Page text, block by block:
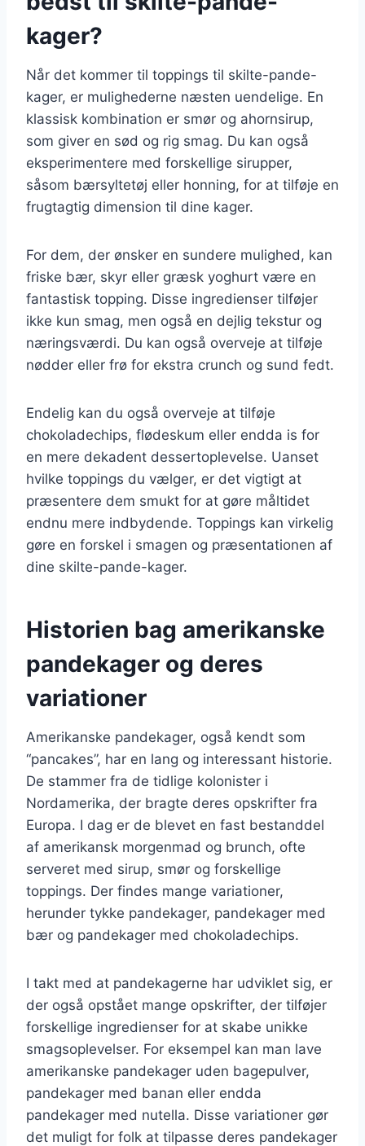
kager?
Når det kommer til toppings til skilte-pande-
kager, er mulighederne næsten uendelige. En
klassisk kombination er smør og ahornsirup,
som giver en sød og rig smag. Du kan også
eksperimentere med forskellige sirupper,
såsom bærsyltetøj eller honning, for at tilføje en
frugtagtig dimension til dine kager.
For dem, der ønsker en sundere mulighed, kan
friske bær, skyr eller græsk yoghurt være en
fantastisk topping. Disse ingredienser tilføjer
ikke kun smag, men også en dejlig tekstur og
næringsværdi. Du kan også overveje at tilføje
nødder eller frø for ekstra crunch og sund fedt.
Endelig kan du også overveje at tilføje
chokoladechips, flødeskum eller endda is for
en mere dekadent dessertoplevelse. Uanset
hvilke toppings du vælger, er det vigtigt at
præsentere dem smukt for at gøre måltidet
endnu mere indbydende. Toppings kan virkelig
gøre en forskel i smagen og præsentationen af
dine skilte-pande-kager.
Historien bag amerikanske
pandekager og deres
variationer
Amerikanske pandekager, også kendt som
“pancakes”, har en lang og interessant historie.
De stammer fra de tidlige kolonister i
Nordamerika, der bragte deres opskrifter fra
Europa. I dag er de blevet en fast bestanddel
af amerikansk morgenmad og brunch, ofte
serveret med sirup, smør og forskellige
toppings. Der findes mange variationer,
herunder tykke pandekager, pandekager med
bær og pandekager med chokoladechips.
I takt med at pandekagerne har udviklet sig, er
der også opstået mange opskrifter, der tilføjer
forskellige ingredienser for at skabe unikke
smagsoplevelser. For eksempel kan man lave
amerikanske pandekager uden bagepulver,
pandekager med banan eller endda
pandekager med nutella. Disse variationer gør
det muligt for folk at tilpasse deres pandekager